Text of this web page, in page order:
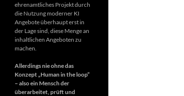
ehrenamtliches Projekt durch
die Nutzung moderner KI
Angebote überhaupt erst in
der Lage sind, diese Menge an
inhaltlichen Angeboten zu
machen.
Allerdings nie ohne das
Konzept „Human in the loop“
– also ein Mensch der
überarbeitet, prüft und